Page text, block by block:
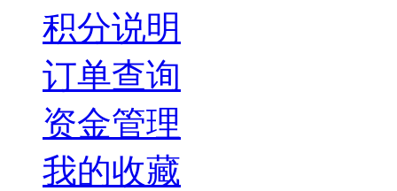
积分说明
订单查询
资金管理
我的收藏